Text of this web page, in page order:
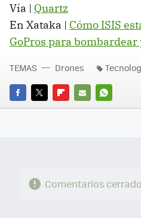
Vía | Quartz
En Xataka | Cómo ISIS
GoPros para
FACEBOOK
TWITTERFLIPBOARD
E-
WHATSAPP
TEMAS Drones
Comentarios